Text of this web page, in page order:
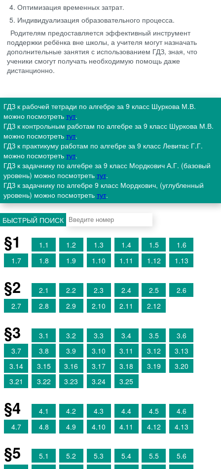
Оптимизация временных затрат.
Индивидуализация образовательного процесса.
Родителям предоставляется эффективный инструмент
поддержки ребёнка вне школы, а учителя могут назначать
дополнительные занятия с использованием ГДЗ, зная, что
ученики смогут получать необходимую помощь даже
дистанционно.
ГДЗ к рабочей тетради по алгебре за 9 класс Шуркова М.В.
можно посмотреть тут.
ГДЗ к контрольным работам по алгебре за 9 класс Шуркова М.В.
можно посмотреть тут.
ГДЗ к практикуму работам по алгебре за 9 класс Левитас Г.Г.
можно посмотреть тут.
ГДЗ к задачнику по алгебре за 9 класс Мордкович А.Г. (базовый
уровень) можно посмотреть тут.
ГДЗ к задачнику по алгебре 9 класс Мордкович, (углубленный
уровень) можно посмотреть тут.
БЫСТРЫЙ ПОИСК
§1 1.1 1.2 1.3 1.4 1.5
1.6
1.7
1.8 1.9 1.10 1.11 1.12 1.13
§2 2.1 2.2 2.3 2.4 2.5
2.6
2.7
2.8 2.9 2.10 2.11 2.12
§3 3.1 3.2 3.3 3.4 3.5
3.6
3.7
3.8 3.9 3.10 3.11 3.12
3.13
3.14
3.15 3.16 3.17 3.18 3.19
3.20
3.21
3.22 3.23 3.24 3.25
§4 4.1 4.2 4.3 4.4 4.5
4.6
4.7
4.8 4.9 4.10 4.11 4.12 4.13
§5 5.1 5.2 5.3 5.4 5.5
5.6